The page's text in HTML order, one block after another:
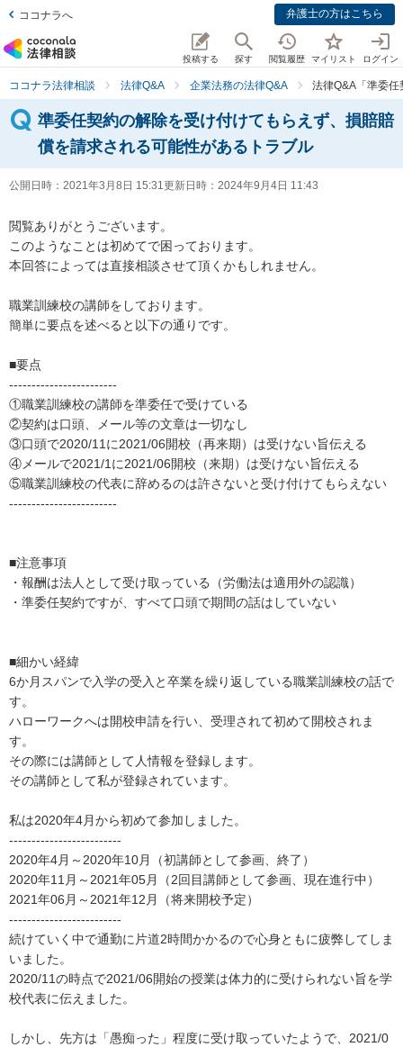
ココナラへ 弁護士の方はこちら
投稿する 探す 閲覧履歴 マイリスト ログイン
ココナラ法律相談 法律Q&A 企業法務の法律Q&A 法律Q&A「準委
準委任契約の解除を受け付けてもらえず、損賠賠
償を請求される可能性があるトラブル
公開日時： 2021年3月8日 15:31更新日時： 2024年9月4日 11:43
閲覧ありがとうございます。
このようなことは初めてで困っております。
本回答によっては直接相談させて頂くかもしれません。
職業訓練校の講師をしております。
簡単に要点を述べると以下の通りです。
■要点
------------------------
①職業訓練校の講師を準委任で受けている
②契約は口頭、メール等の文章は一切なし
③口頭で2020/11に2021/06開校（再来期）は受けない旨伝える
④メールで2021/1に2021/06開校（来期）は受けない旨伝える
⑤職業訓練校の代表に辞めるのは許さないと受け付けてもらえない
------------------------
■注意事項
・報酬は法人として受け取っている（労働法は適用外の認識）
・準委任契約ですが、すべて口頭で期間の話はしていない
■細かい経緯
6か月スパンで入学の受入と卒業を繰り返している職業訓練校の話で
す。
ハローワークへは開校申請を行い、受理されて初めて開校されま
す。
その際には講師として人情報を登録します。
その講師として私が登録されています。
私は2020年4月から初めて参加しました。
-------------------------
2020年4月～2020年10月（初講師として参画、終了）
2020年11月～2021年05月（2回目講師として参画、現在進行中）
2021年06月～2021年12月（将来開校予定）
-------------------------
続けていく中で通勤に片道2時間かかるので心身ともに疲弊してしま
いました。
2020/11の時点で2021/06開始の授業は体力的に受けられない旨を学
校代表に伝えました。
しかし、先方は「愚痴った」程度に受け取っていたようで、2021/0